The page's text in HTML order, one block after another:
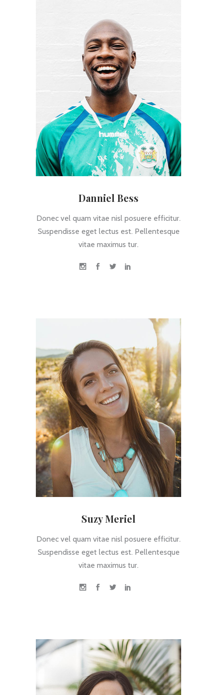
Danniel Bess
Donec vel quam vitae nisl posuere efficitur.
Suspendisse eget lectus est. Pellentesque
vitae maximus tur.
Suzy Meriel
Donec vel quam vitae nisl posuere efficitur.
Suspendisse eget lectus est. Pellentesque
vitae maximus tur.